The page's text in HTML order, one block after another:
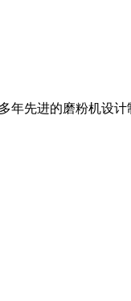
先进的磨粉机设